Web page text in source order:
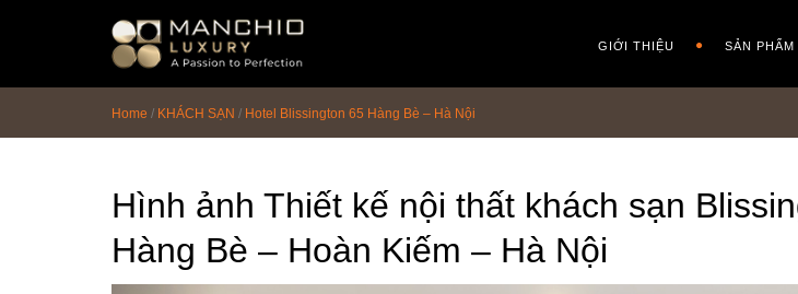
GIỚI THIỆU SẢN PHẨM
Home / KHÁCH SẠN / Hotel Blissington 65 Hàng Bè – Hà Nội
Hình ảnh Thiết kế nội thất khách sạn
Hàng Bè – Hoàn Kiếm – Hà Nội